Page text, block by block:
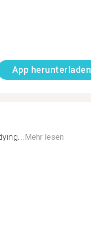
App herunterladen
Mehr lesen